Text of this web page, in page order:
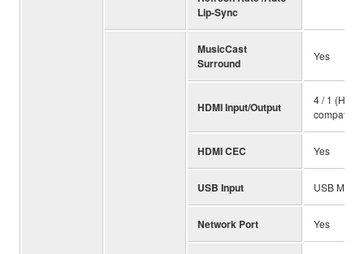
Lip-Sync
MusicCast
Surround
Yes
HDMI Input/Output
4 / 1
HDMI CEC Yes
USB Input USB
Network Port Yes